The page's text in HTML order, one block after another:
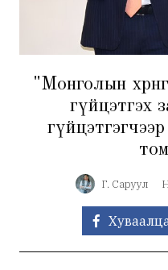
"Монголын
гүйцэтгэх
Г. Саруул